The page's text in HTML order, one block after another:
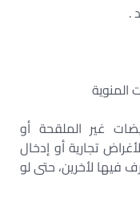
.
المنوية
غير الملقحة أو
تجارية أو إدخال
فيها لأخرين، حتى لو